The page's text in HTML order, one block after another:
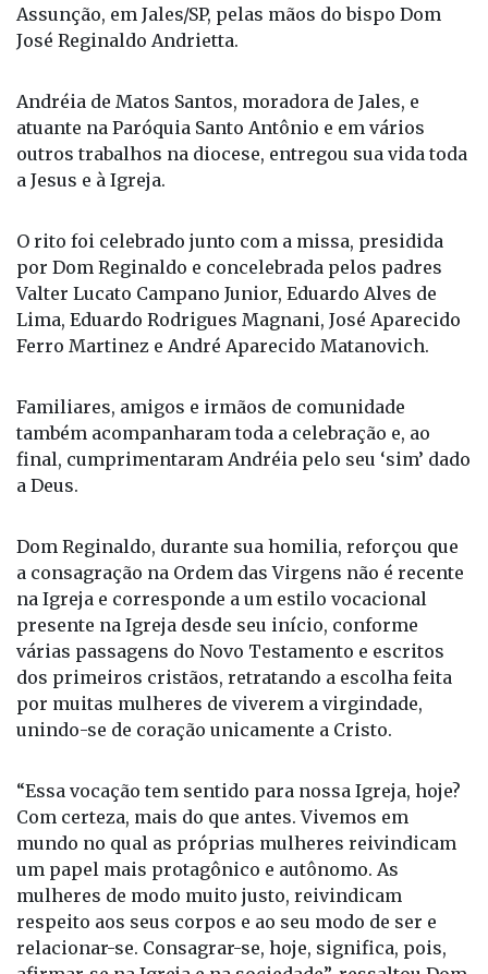
Assunção, em Jales/SP, pelas mãos do bispo Dom
José Reginaldo Andrietta.
Andréia de Matos Santos, moradora de Jales, e
atuante na Paróquia Santo Antônio e em vários
outros trabalhos na diocese, entregou sua vida toda
a Jesus e à Igreja.
O rito foi celebrado junto com a missa, presidida
por Dom Reginaldo e concelebrada pelos padres
Valter Lucato Campano Junior, Eduardo Alves de
Lima, Eduardo Rodrigues Magnani, José Aparecido
Ferro Martinez e André Aparecido Matanovich.
Familiares, amigos e irmãos de comunidade
também acompanharam toda a celebração e, ao
final, cumprimentaram Andréia pelo seu ‘sim’ dado
a Deus.
Dom Reginaldo, durante sua homilia, reforçou que
a consagração na Ordem das Virgens não é recente
na Igreja e corresponde a um estilo vocacional
presente na Igreja desde seu início, conforme
várias passagens do Novo Testamento e escritos
dos primeiros cristãos, retratando a escolha feita
por muitas mulheres de viverem a virgindade,
unindo-se de coração unicamente a Cristo.
“Essa vocação tem sentido para nossa Igreja, hoje?
Com certeza, mais do que antes. Vivemos em
mundo no qual as próprias mulheres reivindicam
um papel mais protagônico e autônomo. As
mulheres de modo muito justo, reivindicam
respeito aos seus corpos e ao seu modo de ser e
relacionar-se. Consagrar-se, hoje, significa, pois,